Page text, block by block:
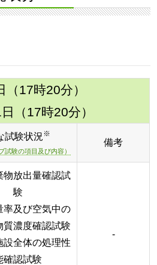
（17時20分）
（17時20分）
試験状況※
試験の項目及び内容）
備考
物放出量確認試
験
率及び空気中の
質濃度確認試験
設全体の処理性
確認試験
-